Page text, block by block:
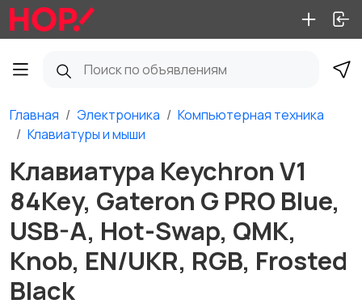
Главная Электроника
Компьютерная техника
Клавиатуры и мыши
Клавиатура Keychron V1
84Key, Gateron G PRO Blue,
USB-A, Hot-Swap, QMK,
Knob, EN/UKR, RGB, Frosted
Black